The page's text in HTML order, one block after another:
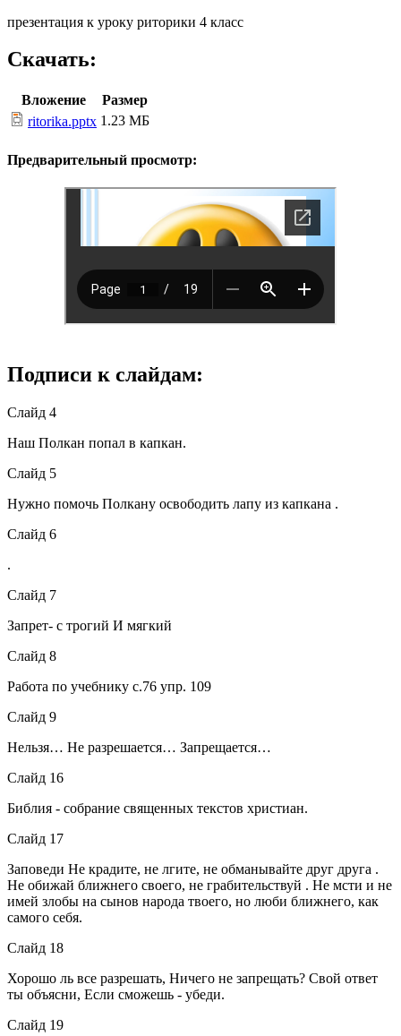
презентация к уроку риторики 4 класс
Скачать:
Вложение
Размер
ritorika.pptx 1.23 МБ
Предварительный просмотр:
Подписи к слайдам:
Слайд 4
Наш Полкан попал в капкан.
Слайд 5
Нужно помочь Полкану освободить лапу из капкана .
Слайд 6
.
Слайд 7
Запрет- с трогий И мягкий
Слайд 8
Работа по учебнику с.76 упр. 109
Слайд 9
Нельзя… Не разрешается… Запрещается…
Слайд 16
Библия - собрание священных текстов христиан.
Слайд 17
Заповеди Не крадите, не лгите, не обманывайте друг друга .
Не обижай ближнего своего, не грабительствуй . Не мсти и не
имей злобы на сынов народа твоего, но люби ближнего, как
самого себя.
Слайд 18
Хорошо ль все разрешать, Ничего не запрещать? Свой ответ
ты объясни, Если сможешь - убеди.
Слайд 19